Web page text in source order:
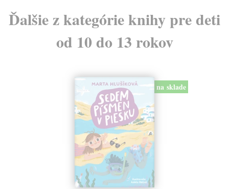
Ďalšie z kategórie knihy pre deti
od 10 do 13 rokov
na sklade